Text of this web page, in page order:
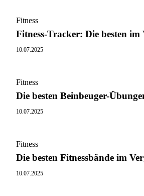
Fitness
Fitness-Tracker: Die besten im
10.07.2025
Fitness
Die besten Beinbeuger-
10.07.2025
Fitness
Die besten Fitnessbände im
10.07.2025